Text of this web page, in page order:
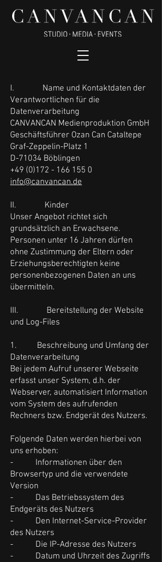
I. Name und Kontaktdaten der
Verantwortlichen für die
Datenverarbeitung
CANVANCAN Medienproduktion GmbH
Geschäftsführer Ozan Can Cataltepe
Graf-Zeppelin-Platz 1
D-71034 Böblingen
+49 (0)172 - 166 155 0
info@canvancan.de
II. Kinder
Unser Angebot richtet sich
grundsätzlich an Erwachsene.
Personen unter 16 Jahren dürfen
ohne Zustimmung der Eltern oder
Erziehungsberechtigten keine
personenbezogenen Daten an uns
übermitteln.
III. Bereitstellung der Website
und Log-Files
1. Beschreibung und Umfang der
Datenverarbeitung
Bei jedem Aufruf unserer Webseite
erfasst unser System, d.h. der
Webserver, automatisiert Information
vom System des aufrufenden
Rechners bzw. Endgerät des Nutzers.
Folgende Daten werden hierbei von
uns erhoben:
- Informationen über den
Browsertyp und die verwendete
Version
- Das Betriebssystem des
Endgeräts des Nutzers
- Den Internet-Service-Provider
des Nutzers
- Die IP-Adresse des Nutzers
- Datum und Uhrzeit des Zugriffs